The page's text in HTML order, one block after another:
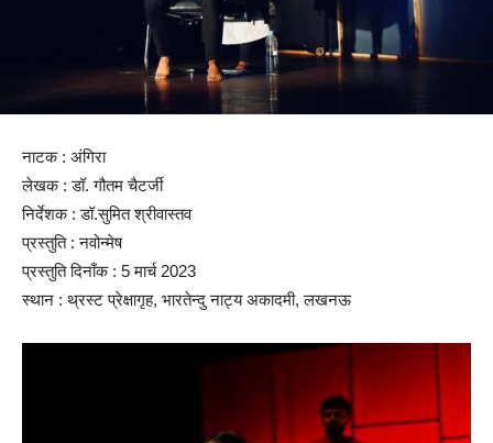
नाटक : अंगिरा
लेखक : डॉ. गौतम चैटर्जी
निर्देशक : डॉ.सुमित श्रीवास्तव
प्रस्तुति : नवोन्मेष
प्रस्तुति दिनाँक : 5 मार्च 2023
स्थान : थ्रस्ट प्रेक्षागृह, भारतेन्दु नाट्य अकादमी, लखनऊ